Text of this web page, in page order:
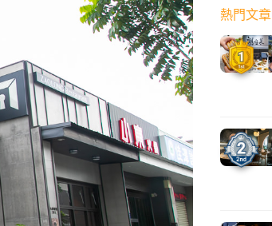
熱門文章